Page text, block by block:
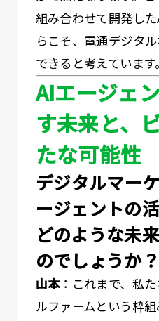
組み合わせて開発し
らこそ、電通デジタ
できると考えています
AIエージェ
す未来と、
たな可能性
――デジタルマー
ージェントの
どのような未
のでしょうか？
山本：これまで、私
ルファームという枠